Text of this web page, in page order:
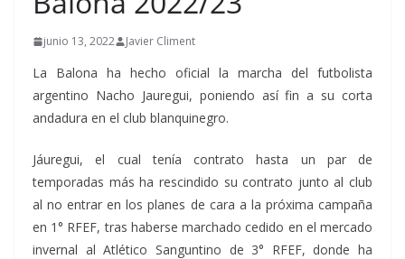
junio 13, 2022 Javier Climent
La Balona ha hecho oficial la marcha del futbolista
argentino Nacho Jauregui, poniendo así fin a su corta
andadura en el club blanquinegro.
Jáuregui, el cual tenía contrato hasta un par de
temporadas más ha rescindido su contrato junto al club
al no entrar en los planes de cara a la próxima campaña
en 1° RFEF, tras haberse marchado cedido en el mercado
invernal al Atlético Sanguntino de 3° RFEF, donde ha